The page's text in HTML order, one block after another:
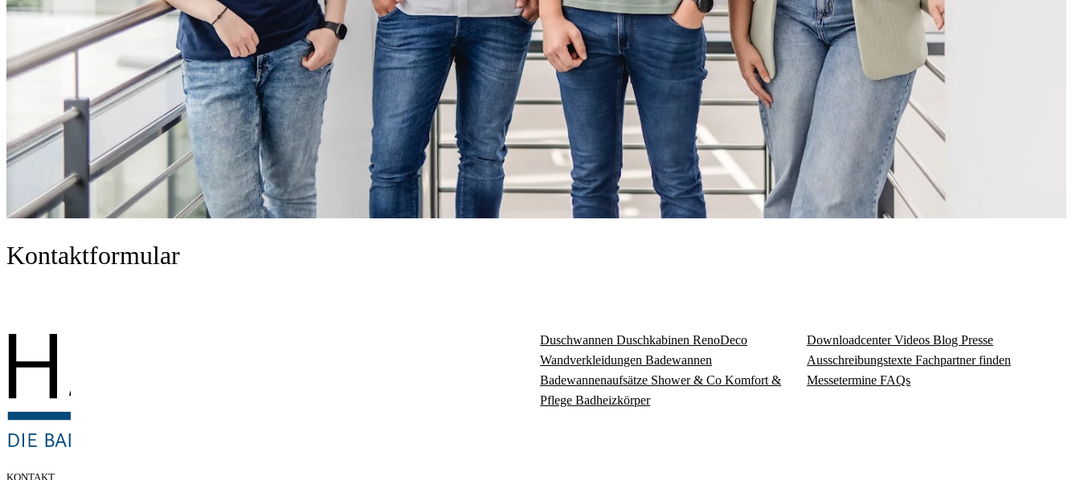
Kontaktformular
KONTAKT
Duschwannen Duschkabinen RenoDeco
Wandverkleidungen Badewannen
Badewannenaufsätze Shower & Co Komfort &
Pflege Badheizkörper
Download­centerVideos Blog Presse
Ausschreibungstexte Fachpartner finden
Messetermine FAQs